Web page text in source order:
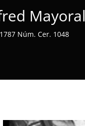
Mayoral
Núm. Cer. 1048